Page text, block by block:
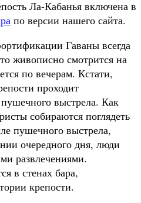
Ла-Кабанья включена в
по версии нашего сайта.
Гаваны всегда
живописно смотрится на
по вечерам. Кстати,
проходит
выстрела. Как
собираются поглядеть
пушечного выстрела,
очередного дня, люди
развлечениями.
в стенах бара,
крепости.